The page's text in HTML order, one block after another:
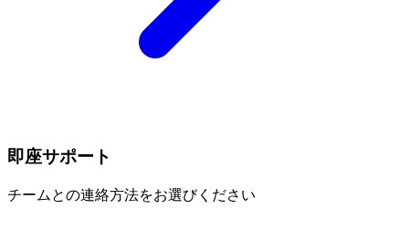
即座サポート
チームとの連絡方法をお選びください